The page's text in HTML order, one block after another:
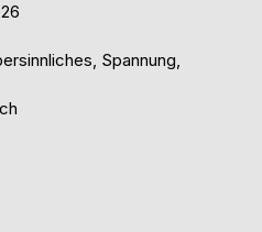
Spannung,